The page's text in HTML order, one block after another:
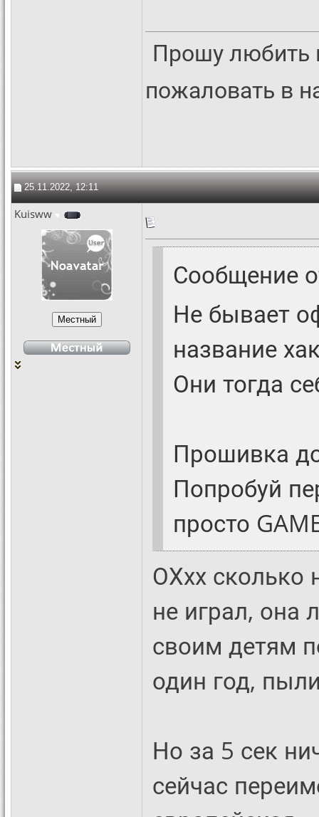
Прошу
пожаловать в
25.11.2022, 12:11
Kuisww
Сообщение
Не бывает
название
Они тогда
Прошивка
Попробуй
просто
ОХхх сколько
не играл, она
своим детям
один год,
Но за 5 сек
сейчас